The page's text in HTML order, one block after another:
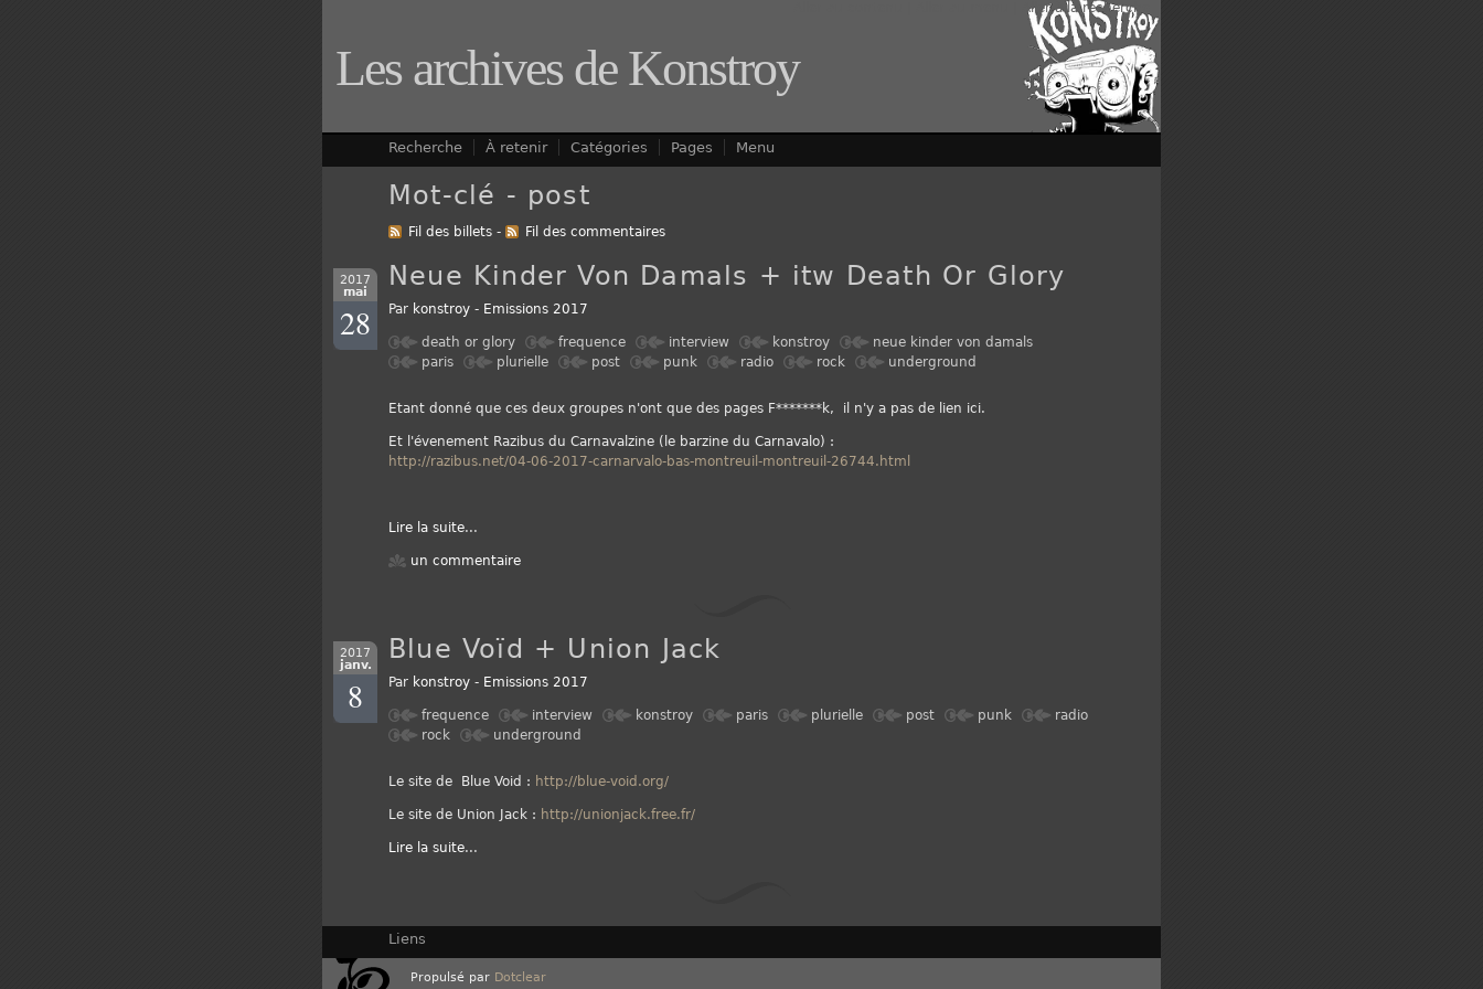
Les archives de Konstroy
Aller à la recherche
Recherche À retenir Catégories Pages Menu
Mot-clé - post
Fil des billets - Fil des commentaires
2017
mai
28
Neue Kinder Von Damals + itw Death Or Glory
Par konstroy - Emissions 2017
death or glory frequence interview konstroy
neue kinder von damals
paris
plurielle post punk radio rock underground
Etant donné que ces deux groupes n'ont que des pages F*******k, il n'y a pas de lien ici.
Et l'évenement Razibus du Carnavalzine (le barzine du Carnavalo) :
http://razibus.net/04-06-2017-carnarvalo-bas-montreuil-montreuil-26744.html
Lire la suite...
un commentaire
2017
janv.
8
Blue Voïd + Union Jack
Par konstroy - Emissions 2017
frequence interview konstroy paris plurielle post punk
radio
rock
underground
Le site de Blue Void : http://blue-void.org/
Le site de Union Jack : http://unionjack.free.fr/
Lire la suite...
Liens
Propulsé par Dotclear